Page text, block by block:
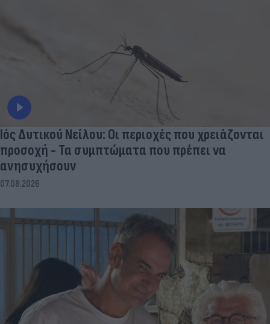
Ιός Δυτικού Νείλου: Οι περιοχές που χρειάζονται
προσοχή - Τα συμπτώματα που πρέπει να
ανησυχήσουν
07.08.2026